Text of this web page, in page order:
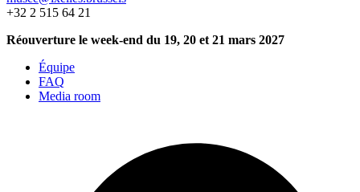
+32 2 515 64 21
Réouverture le week-end du 19, 20 et 21 mars 2027
Équipe
FAQ
Media room